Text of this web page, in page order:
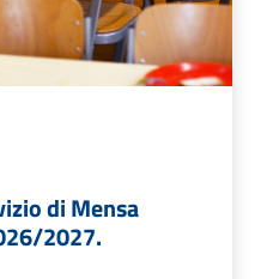
di Mensa
2027.